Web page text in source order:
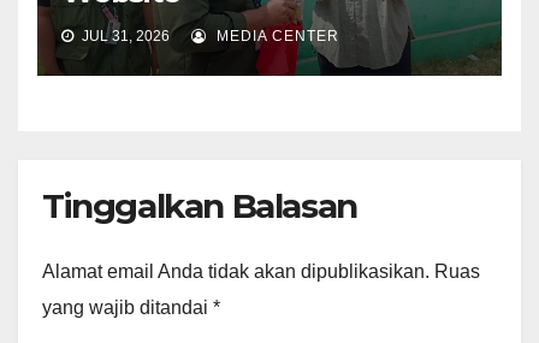
JUL 31, 2026 MEDIA CENTER
Tinggalkan Balasan
Alamat email Anda tidak akan dipublikasikan. Ruas
yang wajib ditandai *